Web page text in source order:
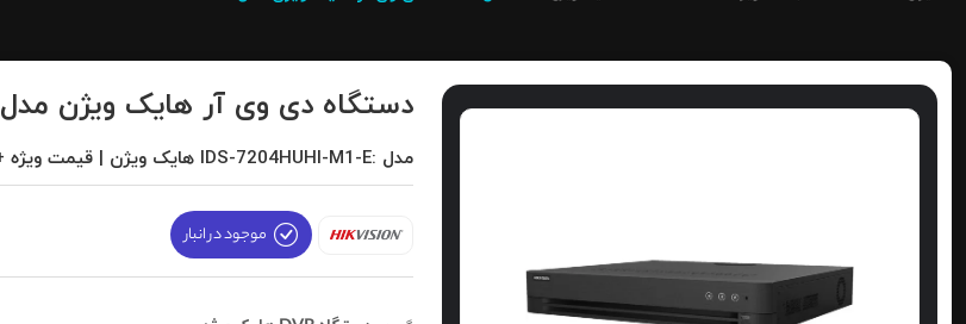
دستگاه دی وی آر هایک ویژن مدل IDS-7204HUHI-M1-E
مدل :IDS-7204HUHI-M1-E هایک ویژن | قیمت ویژه + مشخصات کامل
موجود در انبار